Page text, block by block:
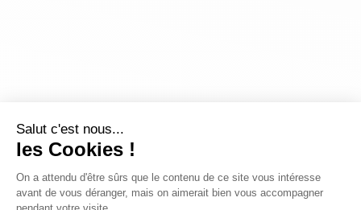
Salut c'est nous...
les Cookies !
On a attendu d'être sûrs que le contenu de ce site vous intéresse
avant de vous déranger, mais on aimerait bien vous accompagner
pendant votre visite...